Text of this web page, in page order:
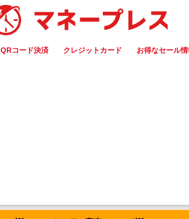
QRコード決済 クレジットカード お得なセール